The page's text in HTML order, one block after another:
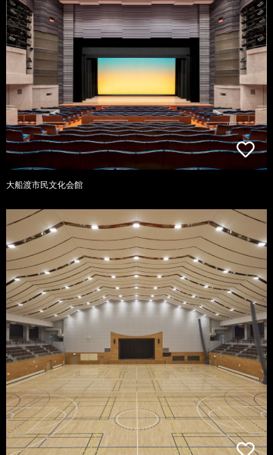
大船渡市民文化会館